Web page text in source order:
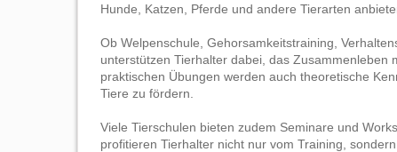
Hunde, Katzen, Pferde und andere Tierarten
Ob Welpenschule, Gehorsamkeitstraining,
unterstützen Tierhalter dabei, das Zusammenleben
praktischen Übungen werden auch theoretische
Tiere zu fördern.
Viele Tierschulen bieten zudem Seminare und
profitieren Tierhalter nicht nur vom Training,